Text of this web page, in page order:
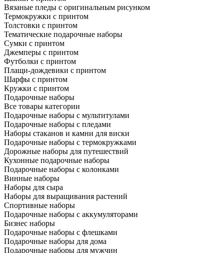
Вязаные пледы с оригинальным рисунком
Термокружки с принтом
Толстовки с принтом
Тематические подарочные наборы
Сумки с принтом
Джемперы с принтом
Футболки с принтом
Плащи-дождевики с принтом
Шарфы с принтом
Кружки с принтом
Подарочные наборы
Все товары категории
Подарочные наборы с мультитулами
Подарочные наборы с пледами
Наборы стаканов и камни для виски
Подарочные наборы с термокружками
Дорожные наборы для путешествий
Кухонные подарочные наборы
Подарочные наборы с колонками
Винные наборы
Наборы для сыра
Наборы для выращивания растений
Спортивные наборы
Подарочные наборы с аккумуляторами
Бизнес наборы
Подарочные наборы с флешками
Подарочные наборы для дома
Подарочные наборы для мужчин